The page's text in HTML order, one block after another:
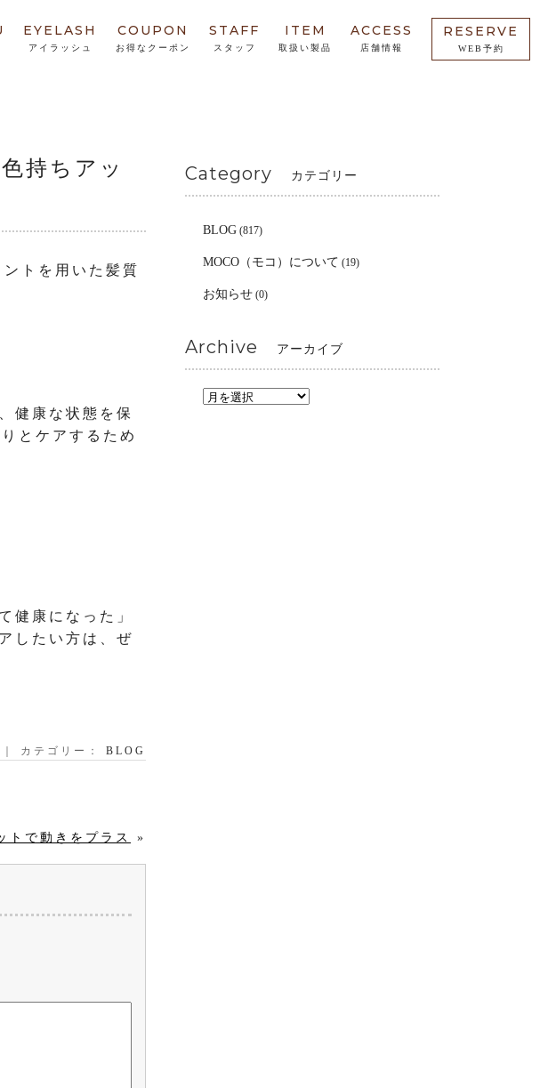
EYELASH
アイラッシュ
COUPON
お得なクーポン
STAFF
スタッフ
ITEM
取扱い製品
ACCESS
店舗情報
RESERVE
WEB予約
持ちアッ
トを用いた髪質
健康な状態を保
とケアするため
健康になった」
したい方は、ぜ
カテゴリー： BLOG
トで動きをプラス
»
Category カテゴリー
BLOG (817)
MOCO（モコ）について (19)
お知らせ (0)
Archive アーカイブ